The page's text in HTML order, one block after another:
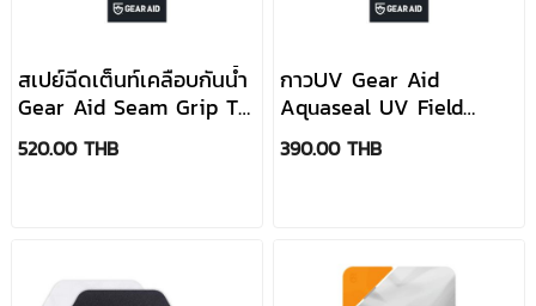
สเปย์ฉีดเต็นท์เคลือบกันน้ำ
Gear Aid Seam Grip TF
Tent Fabric Sealant
520.00 THB
กาวUV Gear Aid
Aquaseal UV Field
Repair Adhesive
390.00 THB